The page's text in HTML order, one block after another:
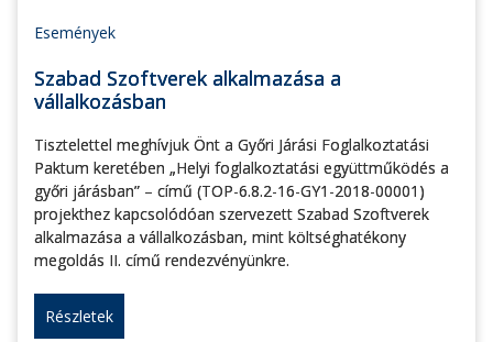
Események
Szabad Szoftverek alkalmazása a
vállalkozásban
Tisztelettel meghívjuk Önt a Győri Járási Foglalkoztatási
Paktum keretében „Helyi foglalkoztatási együttműködés a
győri járásban” – című (TOP-6.8.2-16-GY1-2018-00001)
projekthez kapcsolódóan szervezett Szabad Szoftverek
alkalmazása a vállalkozásban, mint költséghatékony
megoldás II. című rendezvényünkre.
Részletek